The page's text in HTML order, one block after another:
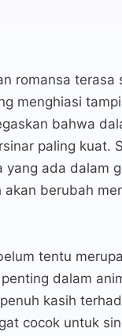
romansa terasa
menghiasi
bahwa
paling kuat.
yang ada dalam
berubah
tentu
dalam
kasih
cocok untuk